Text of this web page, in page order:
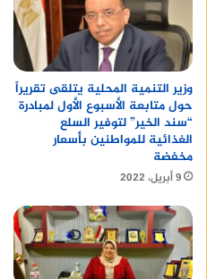
وزير التنمية المحلية يتلقى تقريراً
حول متابعة الأسبوع الأول لمبادرة
“سند الخير” لتوفير السلع
الغذائية للمواطنين بأسعار
مخفضة
9 أبريل، 2022